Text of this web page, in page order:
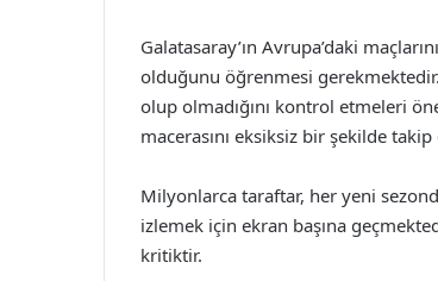
Galatasaray’ın Avrupa’daki
olduğunu öğrenmesi
olup olmadığını kontrol etmeleri
macerasını eksiksiz bir şekilde
Milyonlarca taraftar, her yeni
izlemek için ekran başına
kritiktir.